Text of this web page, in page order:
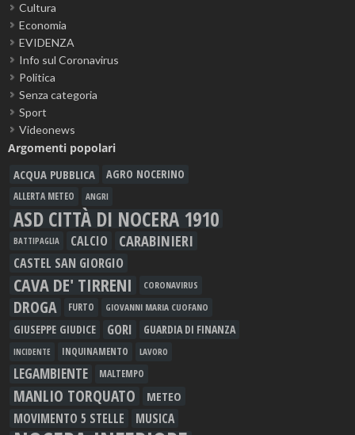
Cultura
Economia
EVIDENZA
Info sul Coronavirus
Politica
Senza categoria
Sport
Videonews
Argomenti popolari
ACQUA PUBBLICA AGRO NOCERINO
ALLERTA METEO ANGRI
ASD CITTÀ DI NOCERA 1910
BATTIPAGLIA CALCIO CARABINIERI
CASTEL SAN GIORGIO
CAVA DE' TIRRENI CORONAVIRUS
DROGA FURTO GIOVANNI MARIA CUOFANO
GIUSEPPE GIUDICE GORI GUARDIA DI FINANZA
INCIDENTE INQUINAMENTO LAVORO
LEGAMBIENTE MALTEMPO
MANLIO TORQUATO METEO
MOVIMENTO 5 STELLE MUSICA